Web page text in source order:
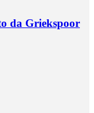
da Griekspoor